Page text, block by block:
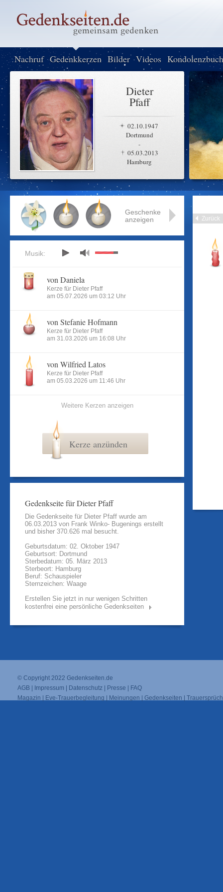
Nachruf Gedenkkerzen Bilder Videos Kondolenzbuch
Dieter
Pfaff
02.10.1947
Dortmund
-
05.03.2013
Hamburg
Zurück
Geschenke
anzeigen
Musik:
von Daniela
Kerze für Dieter Pfaff
am 05.07.2026 um 03:12 Uhr
von Stefanie Hofmann
Kerze für Dieter Pfaff
am 31.03.2026 um 16:08 Uhr
von Wilfried Latos
Kerze für Dieter Pfaff
am 05.03.2026 um 11:46 Uhr
Weitere Kerzen anzeigen
Kerze anzünden
Gedenkseite für Dieter Pfaff
Die Gedenkseite für Dieter Pfaff wurde am
06.03.2013 von Frank Winko- Bugenings erstellt
und bisher 370.626 mal besucht.
Geburtsdatum: 02. Oktober 1947
Geburtsort: Dortmund
Sterbedatum: 05. März 2013
Sterbeort: Hamburg
Beruf: Schauspieler
Sternzeichen: Waage
Erstellen Sie jetzt in nur wenigen Schritten
kostenfrei eine persönliche Gedenkseiten
© Copyright 2022 Gedenkseiten.de
AGB
Impressum Datenschutz Presse
FAQ
Magazin
Eve-Trauerbegleitung Meinungen Gedenkseiten